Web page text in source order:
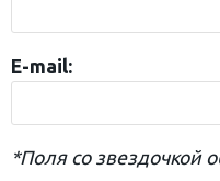
E-mail:
*Поля со звездочкой